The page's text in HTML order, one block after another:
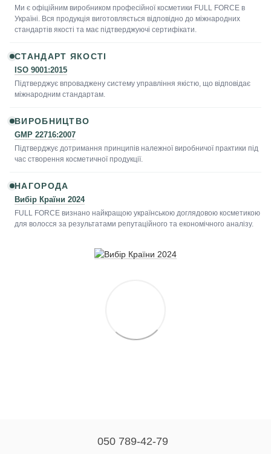
Ми є офіційним виробником професійної косметики FULL FORCE в
Україні. Вся продукція виготовляється відповідно до міжнародних
стандартів якості та має підтверджуючі сертифікати.
СТАНДАРТ ЯКОСТІ
ISO 9001:2015
Підтверджує впроваджену систему управління якістю, що відповідає
міжнародним стандартам.
ВИРОБНИЦТВО
GMP 22716:2007
Підтверджує дотримання принципів належної виробничої практики під
час створення косметичної продукції.
НАГОРОДА
Вибір Країни 2024
FULL FORCE визнано найкращою українською доглядовою косметикою
для волосся за результатами репутаційного та економічного аналізу.
050 789-42-79